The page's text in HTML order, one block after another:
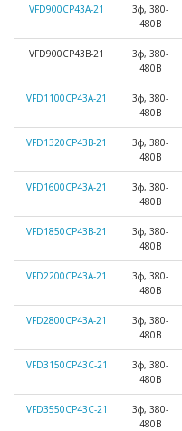
VFD900CP43A-21
3ф, 380-
480В
VFD900CP43B-21
3ф, 380-
480В
VFD1100CP43A-21
3ф, 380-
480В
VFD1320CP43B-21
3ф, 380-
480В
VFD1600CP43A-21
3ф, 380-
480В
VFD1850CP43B-21
3ф, 380-
480В
VFD2200CP43A-21
3ф, 380-
480В
VFD2800CP43A-21
3ф, 380-
480В
VFD3150CP43C-21
3ф, 380-
480В
VFD3550CP43C-21
3ф, 380-
480В